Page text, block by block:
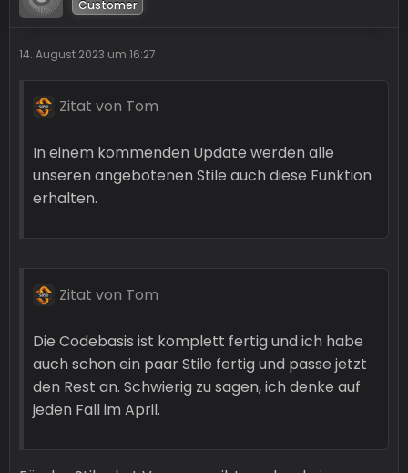
Customer
14. August 2023 um 16:27
Zitat von Tom
In einem kommenden Update werden alle
unseren angebotenen Stile auch diese Funktion
erhalten.
Zitat von Tom
Die Codebasis ist komplett fertig und ich habe
auch schon ein paar Stile fertig und passe jetzt
den Rest an. Schwierig zu sagen, ich denke auf
jeden Fall im April.